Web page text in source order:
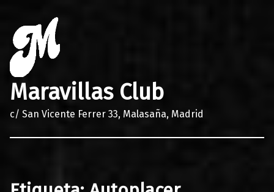
Maravillas Club
c/ San Vicente Ferrer 33, Malasaña, Madrid